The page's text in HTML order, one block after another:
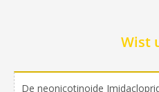
Wist
De neonicotinoide